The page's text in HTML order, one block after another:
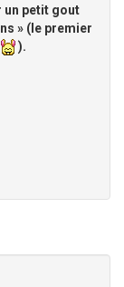
un petit gout
» (le premier
).